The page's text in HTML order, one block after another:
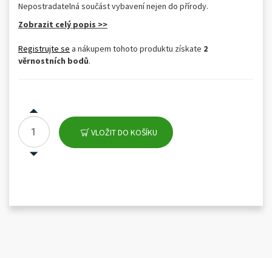
Nepostradatelná součást vybavení nejen do přírody.
Zobrazit celý popis >>
Registrujte se a nákupem tohoto produktu získate 2
věrnostních bodů.
VLOŽIT DO KOŠÍKU